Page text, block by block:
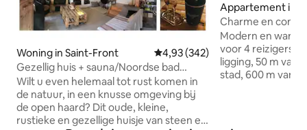
Woning in Saint-Front Gemiddelde beoordeling van
4,93 (342)
Gezellig huis + sauna/Noordse bad
jacuzzi privé
Wilt u even helemaal tot rust komen in
de natuur, in een knusse omgeving bij
de open haard? Dit oude, kleine,
rustieke en gezellige huisje van steen en
Appartement in
Charme en
Modern en warm
voor 4 reizigers
ligging, 50 m van
stad, 600 m van
plafondhoogte,